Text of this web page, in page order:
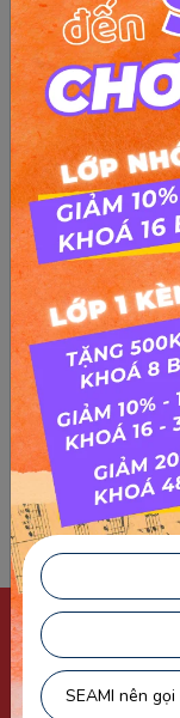
Thầy dạy mình
thể tự suy nghĩ ra
THÀNH QUẢ
XEM THÊM
ĐĂNG KÝ